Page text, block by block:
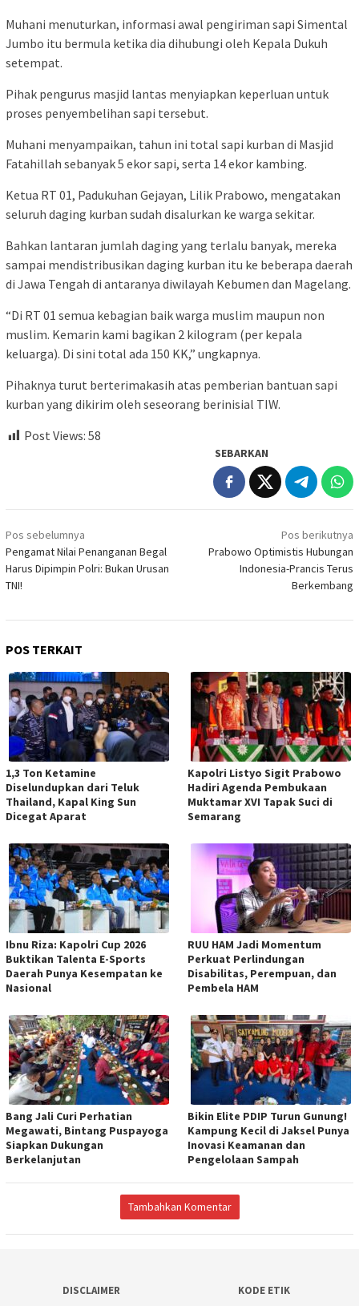
Muhani menuturkan, informasi awal pengiriman sapi Simental
Jumbo itu bermula ketika dia dihubungi oleh Kepala Dukuh
setempat.
Pihak pengurus masjid lantas menyiapkan keperluan untuk
proses penyembelihan sapi tersebut.
Muhani menyampaikan, tahun ini total sapi kurban di Masjid
Fatahillah sebanyak 5 ekor sapi, serta 14 ekor kambing.
Ketua RT 01, Padukuhan Gejayan, Lilik Prabowo, mengatakan
seluruh daging kurban sudah disalurkan ke warga sekitar.
Bahkan lantaran jumlah daging yang terlalu banyak, mereka
sampai mendistribusikan daging kurban itu ke beberapa daerah
di Jawa Tengah di antaranya diwilayah Kebumen dan Magelang.
“Di RT 01 semua kebagian baik warga muslim maupun non
muslim. Kemarin kami bagikan 2 kilogram (per kepala
keluarga). Di sini total ada 150 KK,” ungkapnya.
Pihaknya turut berterimakasih atas pemberian bantuan sapi
kurban yang dikirim oleh seseorang berinisial TIW.
Post Views: 58
SEBARKAN
Navigasi
pos
Pos sebelumnya
Pengamat Nilai Penanganan Begal
Harus Dipimpin Polri: Bukan Urusan
TNI!
Pos berikutnya
Prabowo Optimistis Hubungan
Indonesia-Prancis Terus
Berkembang
POS TERKAIT
1,3 Ton Ketamine
Diselundupkan dari Teluk
Thailand, Kapal King Sun
Dicegat Aparat
Kapolri Listyo Sigit Prabowo
Hadiri Agenda Pembukaan
Muktamar XVI Tapak Suci di
Semarang
Ibnu Riza: Kapolri Cup 2026
Buktikan Talenta E-Sports
Daerah Punya Kesempatan ke
Nasional
RUU HAM Jadi Momentum
Perkuat Perlindungan
Disabilitas, Perempuan, dan
Pembela HAM
Bang Jali Curi Perhatian
Megawati, Bintang Puspayoga
Siapkan Dukungan
Berkelanjutan
Bikin Elite PDIP Turun Gunung!
Kampung Kecil di Jaksel Punya
Inovasi Keamanan dan
Pengelolaan Sampah
Tambahkan Komentar
DISCLAIMER KODE ETIK